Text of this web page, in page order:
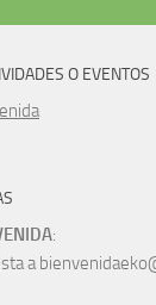
O EVENTOS
:
a